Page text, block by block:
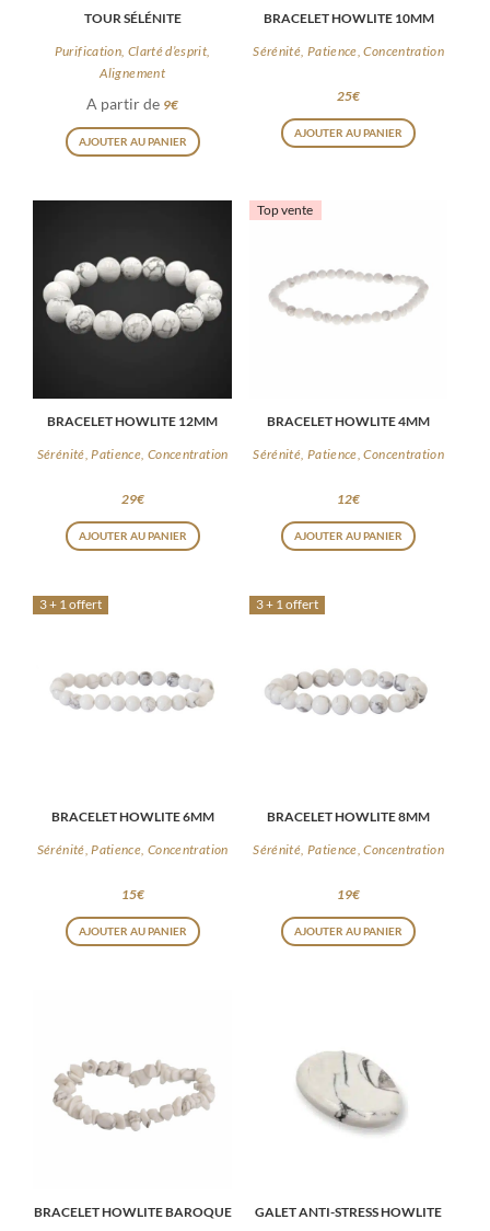
TOUR SÉLÉNITE
Purification, Clarté d’esprit,
Alignement
A partir de 9€
AJOUTER AU PANIER
Ce
plusieurs
Les
options
choisies
sur
la
produit
BRACELET HOWLITE 10MM
Sérénité, Patience, Concentration
25€
AJOUTER AU PANIER
BRACELET HOWLITE 12MM
Sérénité, Patience, Concentration
29€
AJOUTER AU PANIER
Top vente
BRACELET HOWLITE 4MM
Sérénité, Patience, Concentration
12€
AJOUTER AU PANIER
3 + 1 offert
BRACELET HOWLITE 6MM
Sérénité, Patience, Concentration
15€
AJOUTER AU PANIER
3 + 1 offert
BRACELET HOWLITE 8MM
Sérénité, Patience, Concentration
19€
AJOUTER AU PANIER
BRACELET HOWLITE BAROQUE
GALET ANTI-STRESS HOWLITE